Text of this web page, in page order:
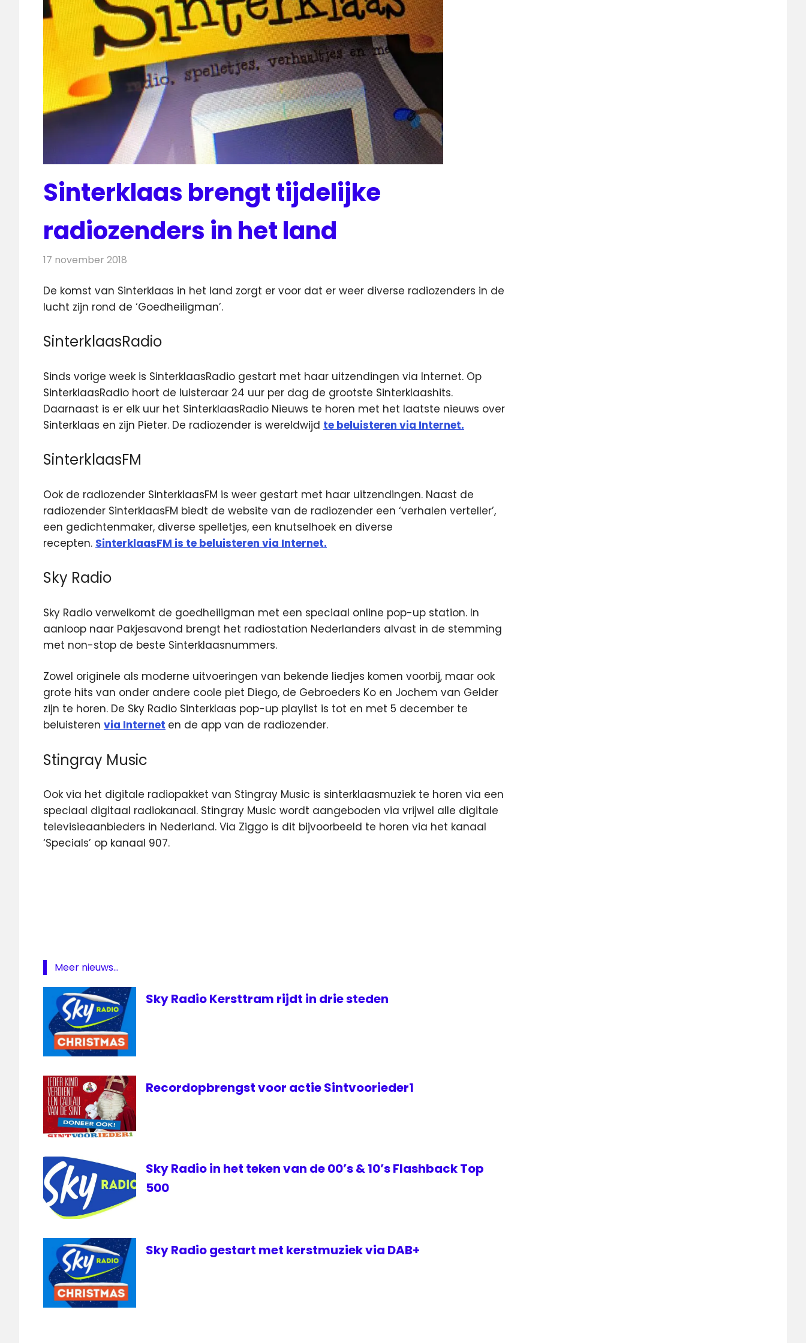
Sinterklaas brengt tijdelijke
radiozenders in het land
17 november 2018
De komst van Sinterklaas in het land zorgt er voor dat er weer diverse radiozenders in de
lucht zijn rond de ‘Goedheiligman’.
SinterklaasRadio
Sinds vorige week is SinterklaasRadio gestart met haar uitzendingen via Internet. Op
SinterklaasRadio hoort de luisteraar 24 uur per dag de grootste Sinterklaashits.
Daarnaast is er elk uur het SinterklaasRadio Nieuws te horen met het laatste nieuws over
Sinterklaas en zijn Pieter. De radiozender is wereldwijd te beluisteren via Internet.
SinterklaasFM
Ook de radiozender SinterklaasFM is weer gestart met haar uitzendingen. Naast de
radiozender SinterklaasFM biedt de website van de radiozender een ‘verhalen verteller’,
een gedichtenmaker, diverse spelletjes, een knutselhoek en diverse
recepten. SinterklaasFM is te beluisteren via Internet.
Sky Radio
Sky Radio verwelkomt de goedheiligman met een speciaal online pop-up station. In
aanloop naar Pakjesavond brengt het radiostation Nederlanders alvast in de stemming
met non-stop de beste Sinterklaasnummers.
Zowel originele als moderne uitvoeringen van bekende liedjes komen voorbij, maar ook
grote hits van onder andere coole piet Diego, de Gebroeders Ko en Jochem van Gelder
zijn te horen. De Sky Radio Sinterklaas pop-up playlist is tot en met 5 december te
beluisteren via Internet en de app van de radiozender.
Stingray Music
Ook via het digitale radiopakket van Stingray Music is sinterklaasmuziek te horen via een
speciaal digitaal radiokanaal. Stingray Music wordt aangeboden via vrijwel alle digitale
televisieaanbieders in Nederland. Via Ziggo is dit bijvoorbeeld te horen via het kanaal
‘Specials’ op kanaal 907.
FM
Sinterklaas
muziek
Sinterklaas
Radio
Sky
Meer nieuws...
Sky Radio Kersttram rijdt in drie steden
Recordopbrengst voor actie Sintvoorieder1
Sky Radio in het teken van de 00’s & 10’s Flashback Top
500
Sky Radio gestart met kerstmuziek via DAB+